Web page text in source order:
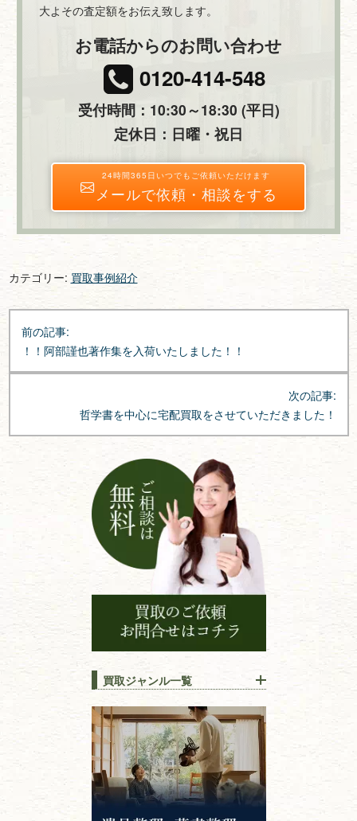
大よその査定額をお伝え致します。
お電話からのお問い合わせ
0120-414-548
受付時間：10:30～18:30 (平日)
定休日：日曜・祝日
24時間365日いつでもご依頼いただけます
メールで依頼・相談をする
カテゴリー: 買取事例紹介
投
稿
ナ
ビ
前の記事:
！！阿部謹也著作集を入荷いたしました！！
次の記事:
哲学書を中心に宅配買取をさせていただきました！
買取ジャンル一覧
江戸時代の書物
唐本・漢籍・
中国書物・朝鮮本
錦絵・浮世絵・版画・刷り物